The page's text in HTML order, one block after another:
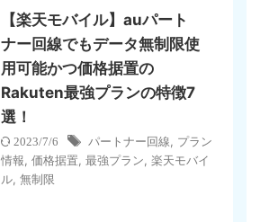
【楽天モバイル】auパート
ナー回線でもデータ無制限使
用可能かつ価格据置の
Rakuten最強プランの特徴7
選！
2023/7/6 パートナー回線
プラン
情報 価格据置 最強プラン 楽天モバイ
ル 無制限